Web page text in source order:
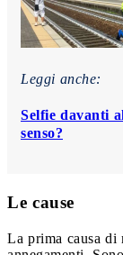
Leggi anche:
Selfie davanti
senso?
Le cause
La prima causa di